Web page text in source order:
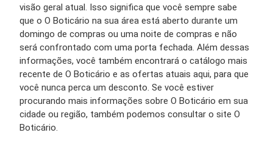
visão geral atual. Isso significa que você sempre sabe
que o O Boticário na sua área está aberto durante um
domingo de compras ou uma noite de compras e não
será confrontado com uma porta fechada. Além dessas
informações, você também encontrará o catálogo mais
recente de O Boticário e as ofertas atuais aqui, para que
você nunca perca um desconto. Se você estiver
procurando mais informações sobre O Boticário em sua
cidade ou região, também podemos consultar o site O
Boticário.